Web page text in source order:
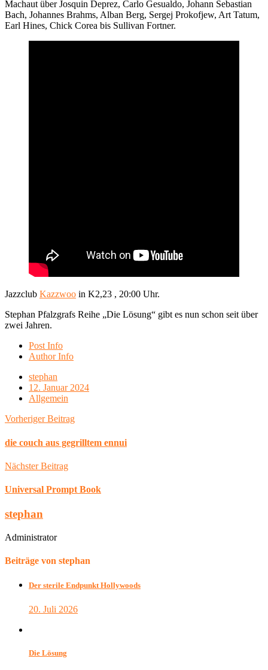
Machaut über Josquin Deprez, Carlo Gesualdo, Johann Sebastian
Bach, Johannes Brahms, Alban Berg, Sergej Prokofjew, Art Tatum,
Earl Hines, Chick Corea bis Sullivan Fortner.
Jazzclub Kazzwoo in K2,23 , 20:00 Uhr.
Stephan Pfalzgrafs Reihe „Die Lösung“ gibt es nun schon seit über
zwei Jahren.
Post Info
Author Info
stephan
12. Januar 2024
Allgemein
Vorheriger Beitrag
die couch aus gegrilltem ennui
Nächster Beitrag
Universal Prompt Book
stephan
Administrator
Beiträge von stephan
Der sterile Endpunkt Hollywoods
20. Juli 2026
Die Lösung